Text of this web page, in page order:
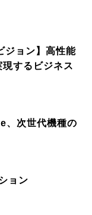
ジョン】高性能
するビジネス
、次世代機種の
ョン